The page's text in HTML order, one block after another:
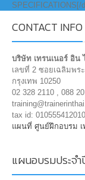
SPECIFICATIONS[/
CONTACT INFO
บริษัท เทรนเนอร์ อิน
เลขที่ 2 ซอยเฉลิมพร
กรุงเทพ 10250
02 328 2110 , 088
tax id:
แผนที่ ศูนย์ฝึกอบรม เ
แผนอบรมประจำ